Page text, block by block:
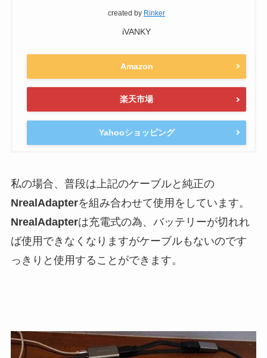
created by Rinker
iVANKY
Amazon
楽天市場
Yahooショッピング
私の場合、普段は上記のケーブルと純正の
NrealAdapterを組み合わせて使用をしています。
NrealAdapterは充電式の為、バッテリーが切れれ
ば使用できなくなりますがケーブルもないのです
っきりと使用することができます。